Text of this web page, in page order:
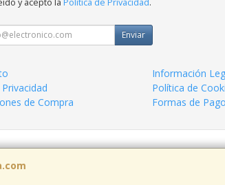
Enviar
Información
Política de
de Compra
Formas de Pago
Tel: 938963820